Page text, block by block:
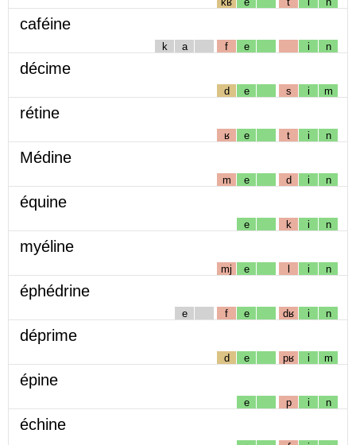
caféine
k a f e i n
décime
d e s i m
rétine
ʁ e t i n
Médine
m e d i n
équine
e k i n
myéline
mj e l i n
éphédrine
e f e dʁ i n
déprime
d e pʁ i m
épine
e p i n
échine